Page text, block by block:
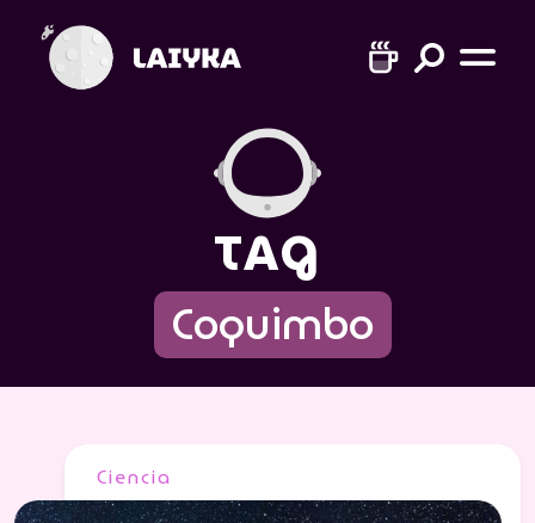
TAG
Coquimbo
Ciencia